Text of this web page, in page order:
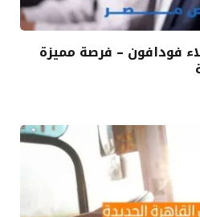
فودافون – فرصة مميزة